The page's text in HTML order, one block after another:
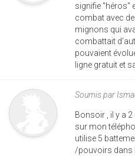
signifie "héros"
combat avec
mignons qui
combattait
pouvaient
ligne gratuit et
Soumis par
Bonsoir , il y a
sur mon
utilise 5
/pouvoirs dans